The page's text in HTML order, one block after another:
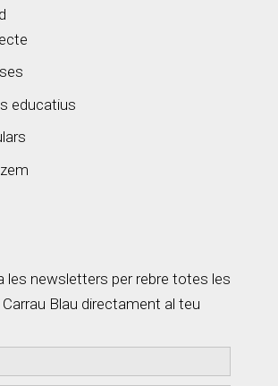
educatius
les newsletters per rebre totes les
Blau directament al teu